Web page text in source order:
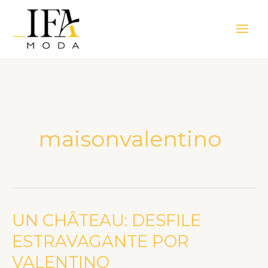
Menu
maisonvalentino
UN CHÂTEAU: DESFILE
ESTRAVAGANTE POR
VALENTINO
UN
CHÂTEAU:
DESFILE
ESTRAVAGANTE